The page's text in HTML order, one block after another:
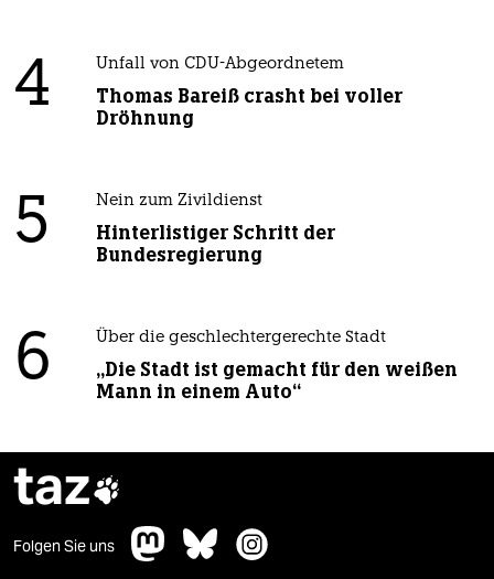
4 Unfall von CDU-Abgeordnetem
Thomas Bareiß crasht bei voller
Dröhnung
5 Nein zum Zivildienst
Hinterlistiger Schritt der
Bundesregierung
6 Über die geschlechtergerechte Stadt
„Die Stadt ist gemacht für den weißen
Mann in einem Auto“
taz
Folgen Sie uns